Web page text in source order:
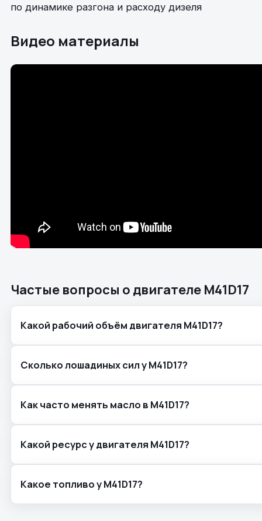
по динамике разгона и расходу дизеля
Видео материалы
Частые вопросы о двигателе M41D17
Какой рабочий объём двигателя M41D17?
Сколько лошадиных сил у M41D17?
Как часто менять масло в M41D17?
Какой ресурс у двигателя M41D17?
Какое топливо у M41D17?